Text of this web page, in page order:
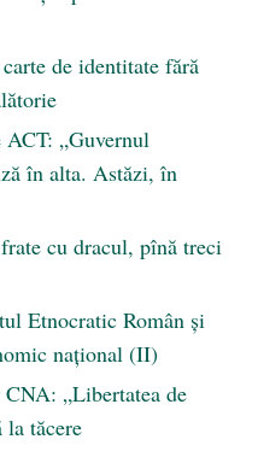
de identitate fără
„Guvernul
în alta. Astăzi, în
cu dracul, pînă treci
Etnocratic Român şi
naţional (II)
„Libertatea de
la tăcere